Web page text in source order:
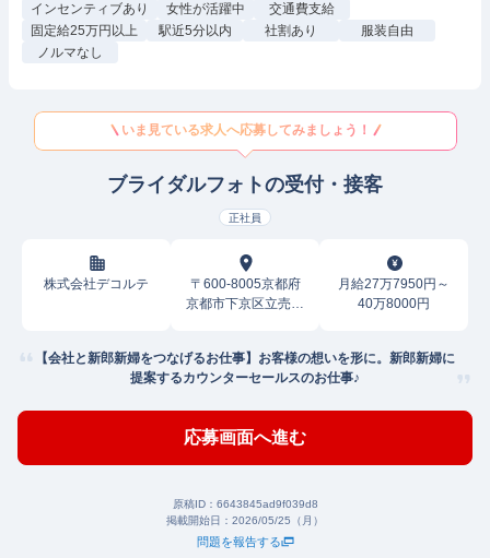
インセンティブあり
女性が活躍中
交通費支給
固定給25万円以上
駅近5分以内 社割あり
服装自由
ノルマなし
いま見ている求人へ応募してみましょう！
ブライダルフォトの受付・接客
正社員
株式会社デコルテ
〒600-8005京都府
京都市下京区立売東
月給27万7950円～
40万8000円
【会社と新郎新婦をつなげるお仕事】お客様の想いを形に。新郎新婦に
提案するカウンターセールスのお仕事♪
応募画面へ進む
原稿ID： 6643845ad9f039d8
掲載開始日： 2026/05/25（月）
問題を報告する